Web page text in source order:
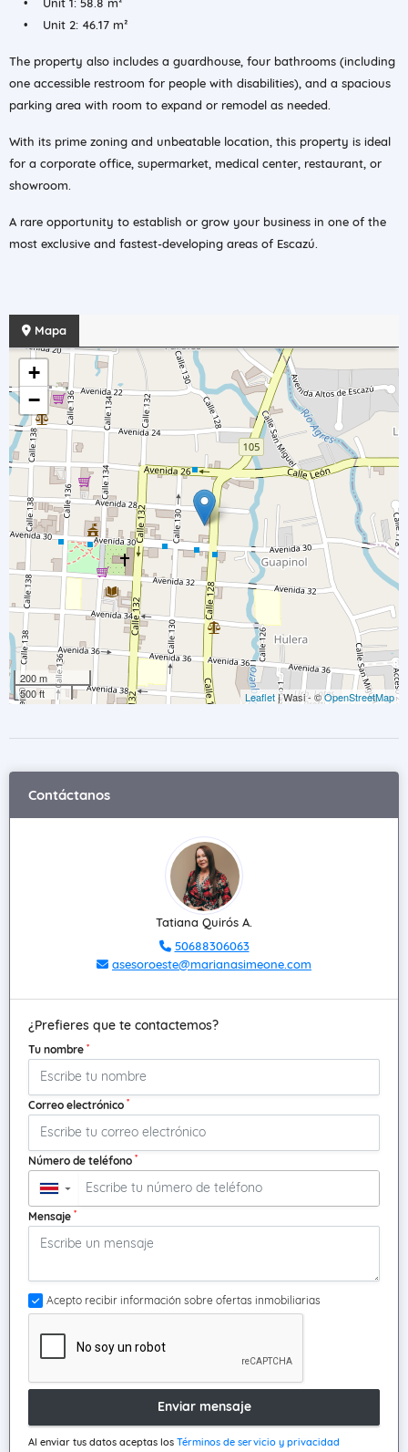
• Unit 2: 46.17 m²
The property also includes a guardhouse, four bathrooms (including
one accessible restroom for people with disabilities), and a spacious
parking area with room to expand or remodel as needed.
With its prime zoning and unbeatable location, this property is ideal
for a corporate office, supermarket, medical center, restaurant, or
showroom.
A rare opportunity to establish or grow your business in one of the
most exclusive and fastest-developing areas of Escazú.
Mapa
+
−
200 m
500 ft
Leaflet| Wasi - ©OpenStreetMap
Contáctanos
Tatiana Quirós A.
50688306063
asesoroeste@marianasimeone.com
¿Prefieres que te contactemos?
Tu nombre *
Correo electrónico *
Número de teléfono *
▼
Mensaje *
Acepto recibir información sobre ofertas inmobiliarias
Enviar mensaje
Al enviar tus datos aceptas los Términos de servicio y privacidad